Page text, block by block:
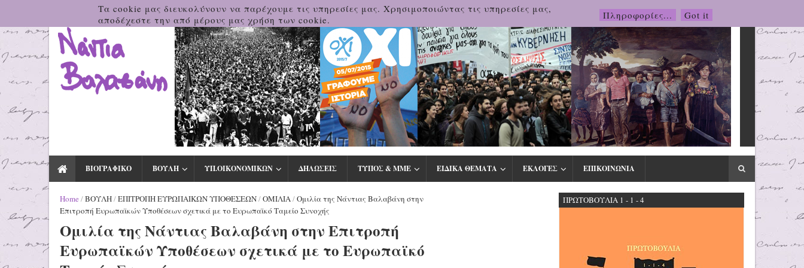
ΒΙΟΓΡΑΦΙΚΟ ΒΟΥΛΗ ΥΠ.ΟΙΚΟΝΟΜΙΚΩΝ ΔΗΛΩΣΕΙΣ ΤΥΠΟΣ & ΜΜΕ ΕΙΔΙΚΑ ΘΕΜΑΤΑ ΕΚΛΟΓΕΣ ΕΠΙΚΟΙΝΩΝΙΑ
Home /ΒΟΥΛΗ/ΕΠΙΤΡΟΠΗ ΕΥΡΩΠΑΙΚΩΝ ΥΠΟΘΕΣΕΩΝ/ΟΜΙΛΙΑ/Ομιλία της Νάντιας Βαλαβάνη στην
Επιτροπή Ευρωπαϊκών Υποθέσεων σχετικά με το Ευρωπαϊκό Ταμείο Συνοχής
Ομιλία της Νάντιας Βαλαβάνη στην Επιτροπή
Ευρωπαϊκών Υποθέσεων σχετικά με το Ευρωπαϊκό
ΠΡΩΤΟΒΟΥΛΙΑ 1 - 1 - 4
Τα cookie μας διευκολύνουν να παρέχουμε τις υπηρεσίες μας. Χρησιμοποιώντας τις υπηρεσίες μας,
αποδέχεστε την από μέρους μας χρήση των cookie.
Πληροφορίες... Got it